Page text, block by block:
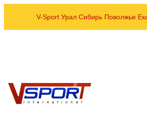
V-Sport Урал Сибирь Поволжье